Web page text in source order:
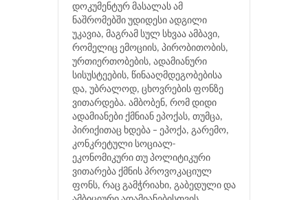
დოკუმენტურ მასალას ამ
ნაშრომებში უდიდესი ადგილი
უკავია, მაგრამ სულ სხვაა ამბავი,
რომელიც ემოციის, პირობითობის,
ურთიერთობების, ადამიანური
სისუსტეების, წინააღმდეგობებისა
და, უბრალოდ, ცხოვრების ფონზე
ვითარდება. ამბობენ, რომ დიდი
ადამიანები ქმნიან ეპოქას, თუმცა,
პირიქითაც ხდება – ეპოქა, გარემო,
კონკრეტული სოციალ-
ეკონომიკური თუ პოლიტიკური
ვითარება ქმნის პროვოკაციულ
ფონს, რაც გამჭრიახი, გაბედული და